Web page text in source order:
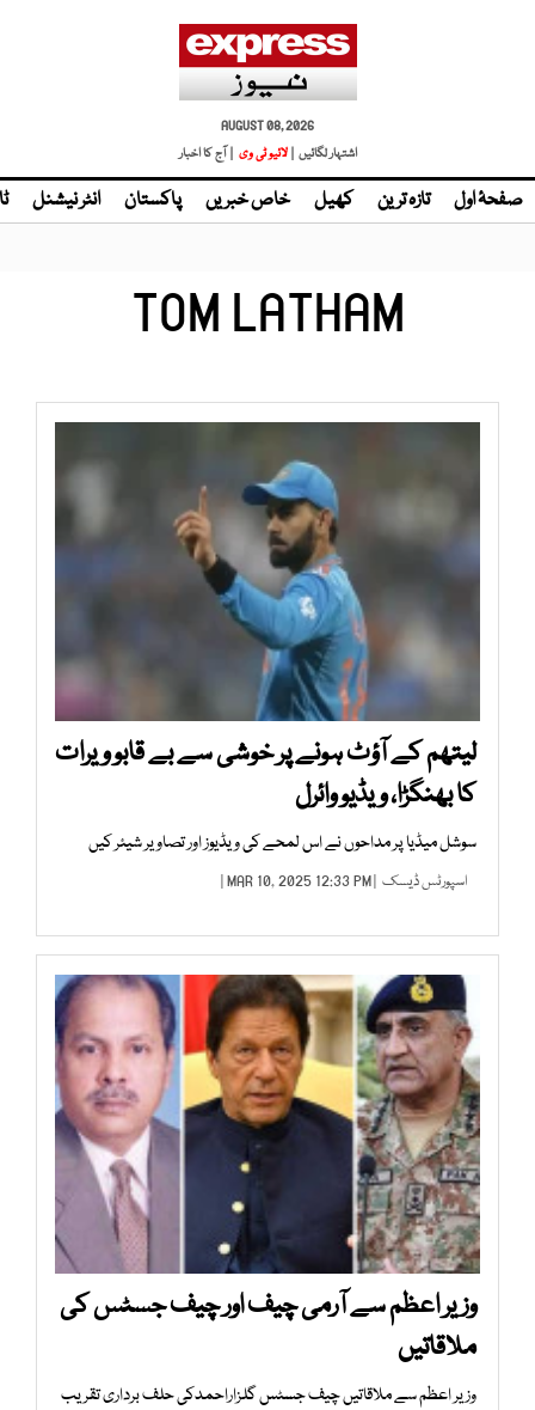
AUGUST 08, 2026
اشتہار لگائیں |
| آج کا اخبار
صفحۂ اول تازہ ترین کھیل خاص خبریں پاکستان انٹر نیشنل
TOM LATHAM
لیتھم کے آؤٹ ہونے پر خوشی سے بے قابو ویرات
کا بھنگڑا، ویڈیو وائرل
سوشل میڈیا پر مداحوں نے اس لمحے کی ویڈیوز اور تصاویر شیئر کیں
اسپورٹس ڈیسک | MAR 10, 2025 12:33 PM |
وزیر اعظم سے آرمی چیف اور چیف جسٹس کی
ملاقاتیں
وزیر اعظم سے ملاقاتیں چیف جسٹس گلزاراحمدکی حلف برداری تقریب